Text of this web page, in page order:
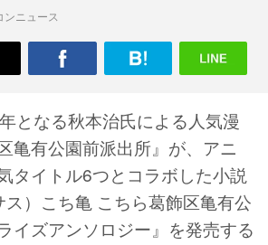
ンニュース
となる秋本治氏による人気漫
亀有公園前派出所』が、アニ
タイトル6つとコラボした小説
）こち亀 こちら葛飾区亀有公
イズアンソロジー』を発売する